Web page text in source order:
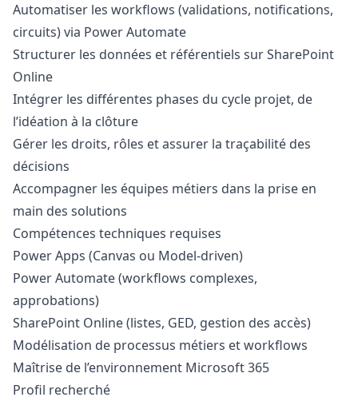
Automatiser les workflows (validations, notifications,
circuits) via Power Automate
Structurer les données et référentiels sur SharePoint
Online
Intégrer les différentes phases du cycle projet, de
l’idéation à la clôture
Gérer les droits, rôles et assurer la traçabilité des
décisions
Accompagner les équipes métiers dans la prise en
main des solutions
Compétences techniques requises
Power Apps (Canvas ou Model-driven)
Power Automate (workflows complexes,
approbations)
SharePoint Online (listes, GED, gestion des accès)
Modélisation de processus métiers et workflows
Maîtrise de l’environnement Microsoft 365
Profil recherché